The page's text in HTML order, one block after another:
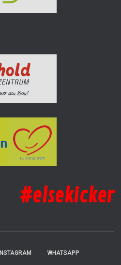
#elsekicker
INSTAGRAM WHATSAPP